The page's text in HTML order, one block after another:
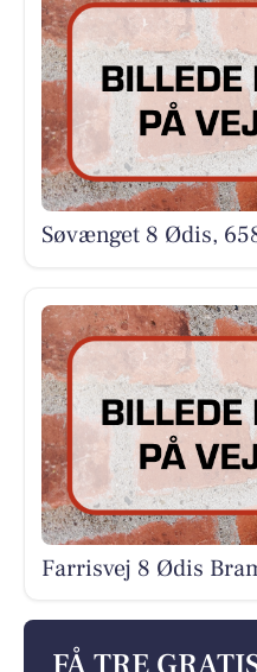
Søvænget 8 Ødis,
Farrisvej 8 Ødis